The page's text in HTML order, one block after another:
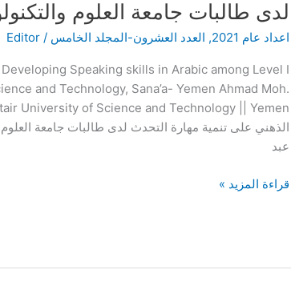
لدى طالبات جامعة العلوم
اعداد عام 2021 , العدد العشرون-المجلد الخامس /
Editor
Speaking skills in Arabic among Level I
and Technology, Sana’a- Yemen Ahmad Moh.
الذهني على تنمية مهارة التحدث لدى طالبات جامعة العلوم
عبد
طريقة
العصف
على
تنمية
مهارة
التحدث
لدى
جامعة
اليمنية
قراءة المزيد »